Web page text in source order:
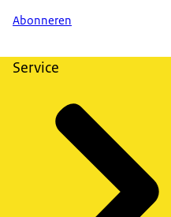
Abonneren
Service